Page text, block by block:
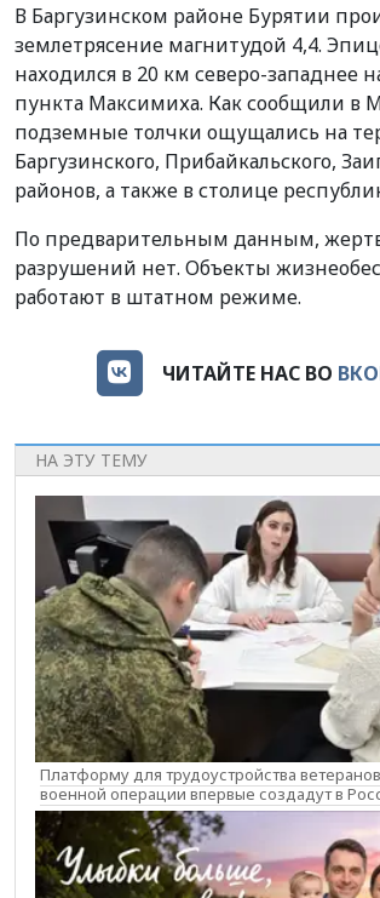
В Баргузинском районе Бурятии
землетрясение магнитудой 4,4.
находился в 20 км северо-западнее
пункта Максимиха. Как сообщили в
подземные толчки ощущались на
Баргузинского, Прибайкальского,
районов, а также в столице
По предварительным данным,
разрушений нет. Объекты
работают в штатном режиме.
ЧИТАЙТЕ НАС ВО
НА ЭТУ ТЕМУ
Платформу для трудоустройства
военной операции впервые создадут в